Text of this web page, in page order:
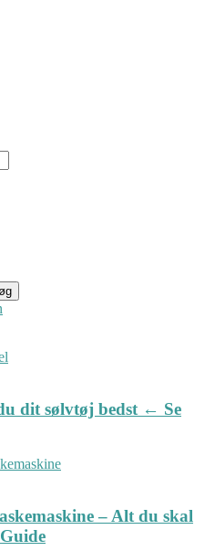
dit sølvtøj bedst ← Se
– Alt du skal